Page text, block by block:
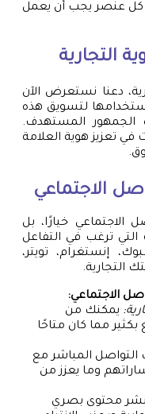
كل عنصر يجب أن يعمل
التجارية
دعنا نستعرض الآن
لتسويق هذه
الجمهور المستهدف.
في تعزيز هوية العلامة
الاجتماعي
الاجتماعي خيارًا، بل
التي ترغب في التفاعل
إنستغرام، تويتر،
التجارية.
الاجتماعي:
يمكنك من
مما كان متاحًا
التواصل المباشر مع
وما يعزز من
محتوى بصري